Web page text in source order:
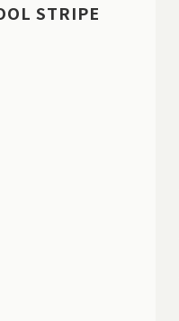
STRIPE